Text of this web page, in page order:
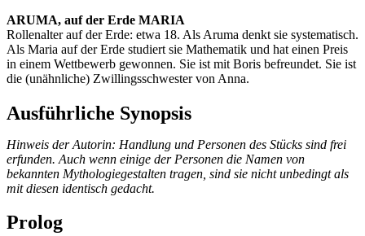
ARUMA, auf der Erde MARIA
Rollenalter auf der Erde: etwa 18. Als Aruma denkt sie systematisch.
Als Maria auf der Erde studiert sie Mathematik und hat einen Preis
in einem Wettbewerb gewonnen. Sie ist mit Boris befreundet. Sie ist
die (unähnliche) Zwillingsschwester von Anna.
Ausführliche Synopsis
Hinweis der Autorin: Handlung und Personen des Stücks sind frei
erfunden. Auch wenn einige der Personen die Namen von
bekannten Mythologiegestalten tragen, sind sie nicht unbedingt als
mit diesen identisch gedacht.
Prolog